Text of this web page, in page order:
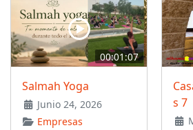
00:01:07
Salmah Yoga
Junio 24, 2026
Empresas
s 7